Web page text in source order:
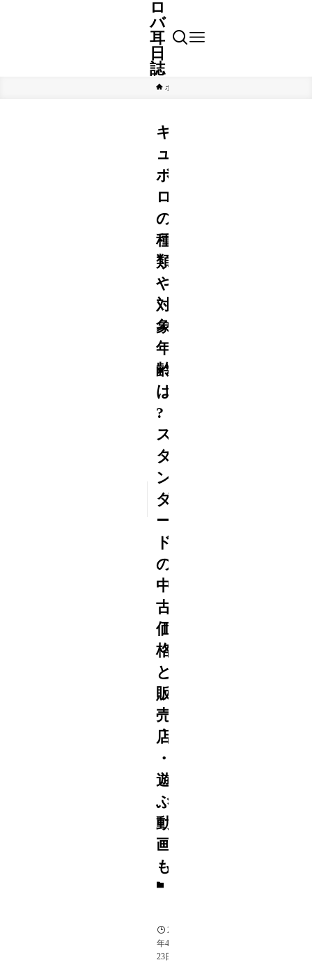
ロ
バ
耳
日
誌
ホーム
キ
ュ
ボ
ロ
の
種
類
や
対
象
年
齢
は
?
ス
タ
ン
ダ
ー
ド
の
中
古
価
格
と
販
売
店
・
遊
ぶ
動
画
も
2017
年4月
23日